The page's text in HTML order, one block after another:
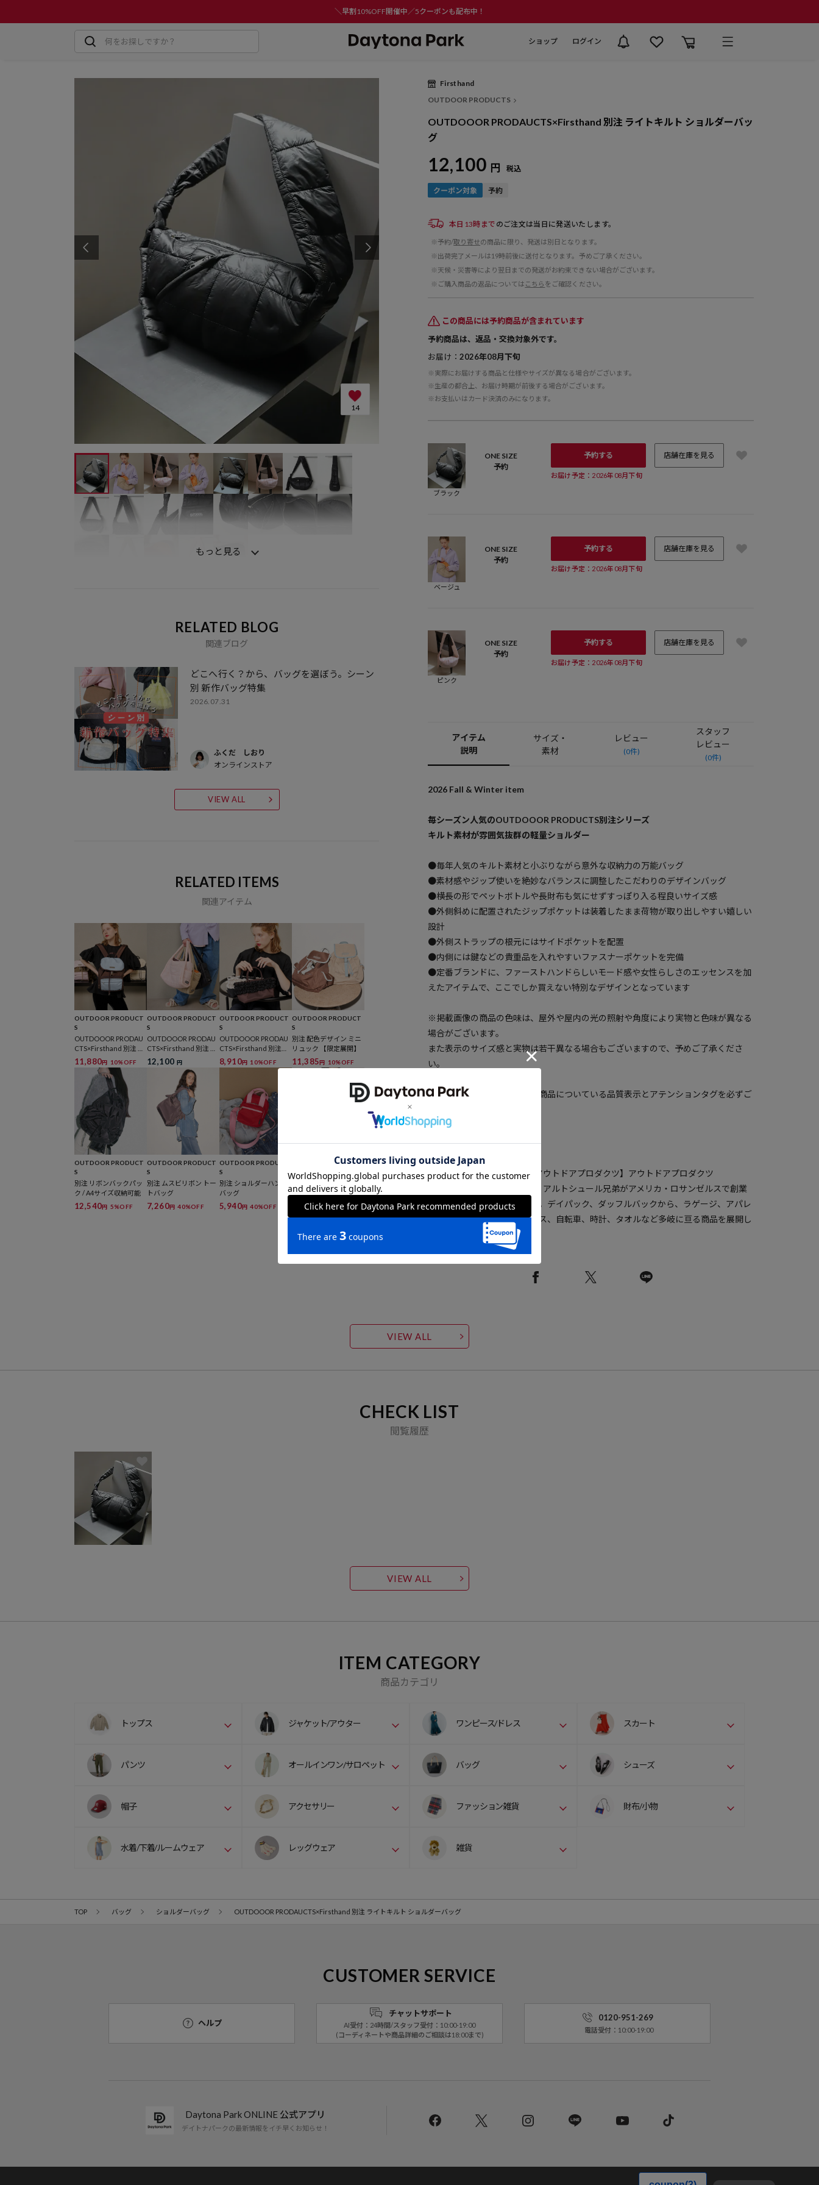
＼早割10%OFF開催中／5クーポンも配布中！
ショップ ログイン
14
もっと見る
RELATED BLOG
関連ブログ
どこへ行く？から、バッグを選ぼう。シーン
別 新作バッグ特集
2026.07.31
ふくだ しおり
オンラインストア
VIEW ALL
RELATED ITEMS
関連アイテム
OUTDOOR PRODUCT
S
OUTDOOOR PRODAU
CTS×Firsthand 別注 ツ
ートーン カラー ミニリ
ュック
11,880円 10%OFF
OUTDOOR PRODUCT
S
OUTDOOOR PRODAU
CTS×Firsthand 別注 ラ
イトキルト ２WAYトー
トバッグ
12,100 円
OUTDOOR PRODUCT
S
OUTDOOOR PRODAU
CTS×Firsthand 別注フ
リルハンドバッグ
8,910円 10%OFF
OUTDOOR PRODUCT
S
別注 配色デザイン ミニ
リュック 【限定展開】
11,385円 10%OFF
OUTDOOR PRODUCT
S
別注 リボンバックパッ
ク / A4サイズ収納可能
12,540円 5%OFF
OUTDOOR PRODUCT
S
別注 ムスビリボン トー
トバッグ
7,260円 40%OFF
OUTDOOR PRODUCT
S
別注 ショルダーハンド
バッグ
5,940円 40%OFF
OUTDOOR PRODUCT
S
別注 巾着ショルダー ト
ートバッグ
6,655円 45%OFF
Firsthand
OUTDOOR PRODUCTS
OUTDOOOR PRODAUCTS×Firsthand 別注 ライトキルト ショルダーバッ
グ
12,100 円 税込
本日13時まで のご注文は当日に発送いたします。
※予約/取り寄せの商品に限り、発送は別日となります。
※出荷完了メールは19時前後に送付となります。予めご了承ください。
※天候・災害等により翌日までの発送がお約束できない場合がございます。
※ご購入商品の返品については こちら をご確認ください。
この商品には予約商品が含まれています
予約商品は、返品・交換対象外です。
お届け：2026年08月下旬
※実際にお届けする商品と仕様やサイズが異なる場合がございます。
※生産の都合上、お届け時期が前後する場合がございます。
※お支払いはカード決済のみになります。
ブラック
ONE SIZE
予約
予約する 店舗在庫を見る
お届け予定：2026年08月下旬
ベージュ
ONE SIZE
予約
予約する 店舗在庫を見る
お届け予定：2026年08月下旬
ピンク
ONE SIZE
予約
予約する 店舗在庫を見る
お届け予定：2026年08月下旬
アイテム
説明
サイズ・
素材
レビュー
(0件)
スタッフ
レビュー
(0件)
2026 Fall & Winter item
毎シーズン人気のOUTDOOOR PRODUCTS別注シリーズ
キルト素材が雰囲気抜群の軽量ショルダー
●毎年人気のキルト素材と小ぶりながら意外な収納力の万能バッグ
●素材感やジップ使いを絶妙なバランスに調整したこだわりのデザインバッグ
●横長の形でペットボトルや長財布も気にせずすっぽり入る程良いサイズ感
●外側斜めに配置されたジップポケットは装着したまま荷物が取り出しやすい嬉しい
設計
●外側ストラップの根元にはサイドポケットを配置
●内側には鍵などの貴重品を入れやすいファスナーポケットを完備
●定番ブランドに、ファーストハンドらしいモード感や女性らしさのエッセンスを加
えたアイテムで、ここでしか買えない特別なデザインとなっています
※掲載画像の商品の色味は、屋外や屋内の光の照射や角度により実物と色味が異なる
場合がございます。
また表示のサイズ感と実物は若干異なる場合もございますので、予めご了承くださ
い。
※着用、お取り扱いの際は、商品についている品質表示とアテンションタグを必ずご
【OUTDOOR PRODUCTS/アウトドアプロダクツ】アウトドアプロダクツ
(OUTDOORPRODUCTS)は、アルトシュール兄弟がアメリカ・ロサンゼルスで創業
したライフスタイルブランド。デイパック、ダッフルバックから、ラゲージ、アパレ
ル、レイングッズ、サングラス、自転車、時計、タオルなど多岐に亘る商品を展開し
VIEW ALL
CHECK LIST
閲覧履歴
VIEW ALL
ITEM CATEGORY
商品カテゴリ
トップス ジャケット/アウター ワンピース/ドレス スカート
パンツ オールインワン/サロペット バッグ シューズ
帽子 アクセサリー ファッション雑貨 財布/小物
水着/下着/ルームウェア レッグウェア 雑貨
TOP バッグ ショルダーバッグ OUTDOOOR PRODAUCTS×Firsthand 別注 ライトキルト ショルダーバッグ
CUSTOMER SERVICE
ヘルプ
チャットサポート
AI受付：24時間/スタッフ受付：10:00-19:00
(コーディネートや商品詳細のご相談は18:00まで)
0120-951-269
電話受付：10:00-19:00
Daytona Park ONLINE 公式アプリ
デイトナパークの最新情報をイチ早くお知らせ！